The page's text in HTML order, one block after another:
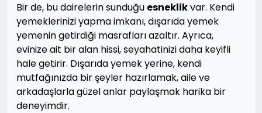
Bir de, bu dairelerin sunduğu esneklikvar. Kendi
yemeklerinizi yapma imkanı, dışarıda yemek
yemenin getirdiği masrafları azaltır. Ayrıca,
evinize ait bir alan hissi, seyahatinizi daha keyifli
hale getirir. Dışarıda yemek yerine, kendi
mutfağınızda bir şeyler hazırlamak, aile ve
arkadaşlarla güzel anlar paylaşmak harika bir
deneyimdir.